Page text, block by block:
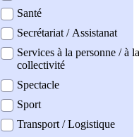
Santé
Secrétariat / Assistanat
Services à la personne / à la
collectivité
Spectacle
Sport
Transport / Logistique